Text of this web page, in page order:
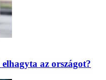
az országot?